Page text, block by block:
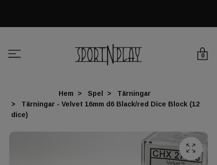
0
Hem Spel
Tärningar
Tärningar - Velvet 16mm d6 Black/red Dice Block (12
dice)